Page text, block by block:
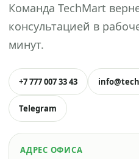
Команда TechMart
консультацией в
минут.
+7 777 007 33 43
Telegram
АДРЕС ОФИСА